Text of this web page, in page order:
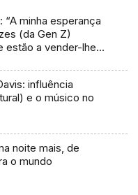
“A minha esperança
(da Gen Z)
estão a vender-lhes
influência
e o músico no
noite mais, de
o mundo